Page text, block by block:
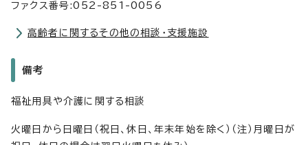
ファクス番号:052-851-0056
高齢者に関するその他の相談・支援施設
備考
福祉用具や介護に関する相談
火曜日から日曜日（祝日、休日、年末年始を除く）（注）月曜日が